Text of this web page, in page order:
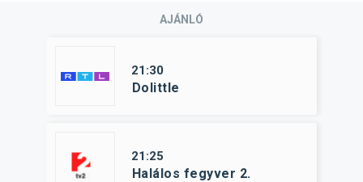
AJÁNLÓ
21:30
Dolittle
21:25
Halálos fegyver 2.